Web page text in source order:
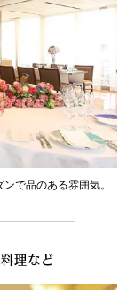
で品のある雰囲気。
理など